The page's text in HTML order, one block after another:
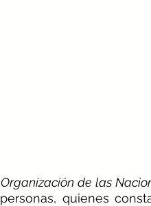
Organización de las
quienes